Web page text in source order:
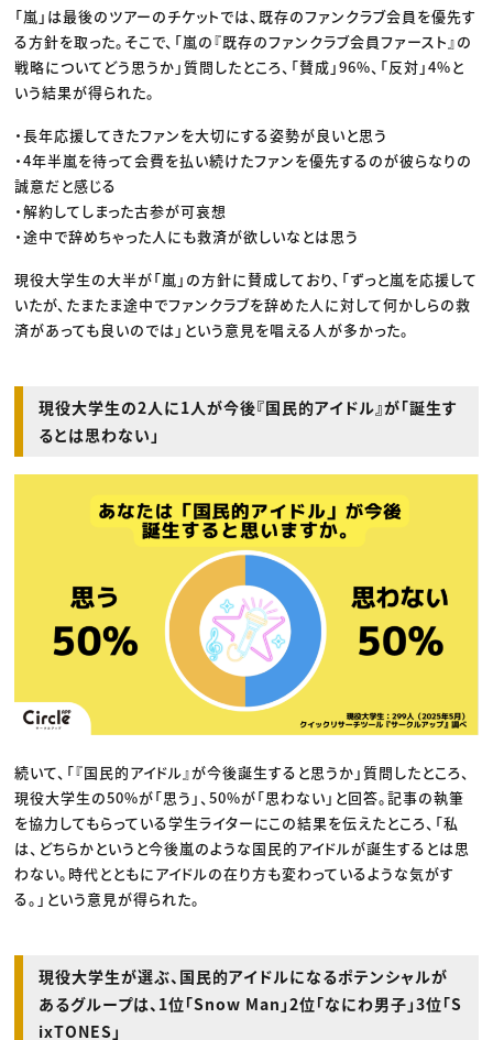
「嵐」は最後のツアーのチケットでは、既存のファンクラブ会員を優先す
る方針を取った。そこで、「嵐の『既存のファンクラブ会員ファースト』の
戦略についてどう思うか」質問したところ、「賛成」96%、「反対」4%と
いう結果が得られた。
・長年応援してきたファンを大切にする姿勢が良いと思う
・4年半嵐を待って会費を払い続けたファンを優先するのが彼らなりの
誠意だと感じる
・解約してしまった古参が可哀想
・途中で辞めちゃった人にも救済が欲しいなとは思う
現役大学生の大半が「嵐」の方針に賛成しており、「ずっと嵐を応援して
いたが、たまたま途中でファンクラブを辞めた人に対して何かしらの救
済があっても良いのでは」という意見を唱える人が多かった。
現役大学生の2人に1人が今後『国民的アイドル』が「誕生す
るとは思わない」
続いて、「『国民的アイドル』が今後誕生すると思うか」質問したところ、
現役大学生の50%が「思う」、50%が「思わない」と回答。記事の執筆
を協力してもらっている学生ライターにこの結果を伝えたところ、「私
は、どちらかというと今後嵐のような国民的アイドルが誕生するとは思
わない。時代とともにアイドルの在り方も変わっているような気がす
る。」という意見が得られた。
現役大学生が選ぶ、国民的アイドルになるポテンシャルが
あるグループは、1位「Snow Man」2位「なにわ男子」3位「S
ixTONES」